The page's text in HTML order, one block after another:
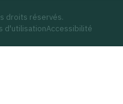
droits réservés.
d'utilisationAccessibilité